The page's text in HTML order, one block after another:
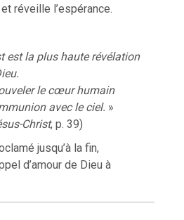
réveille l’espérance.
est la plus haute révélation
le cœur humain
avec le ciel. »
Christ, p. 39)
jusqu’à la fin,
d’amour de Dieu à